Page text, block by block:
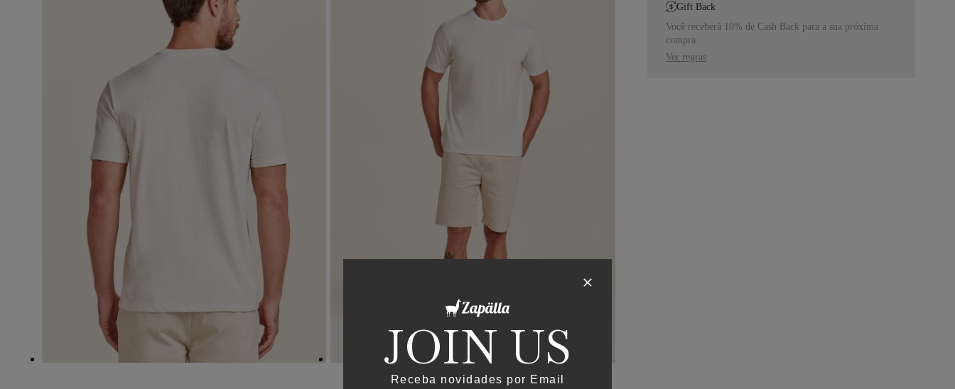
Gift Back
Você receberá 10% de Cash Back para a sua próxima
compra.
Ver regras
JOIN US
Receba novidades por Email